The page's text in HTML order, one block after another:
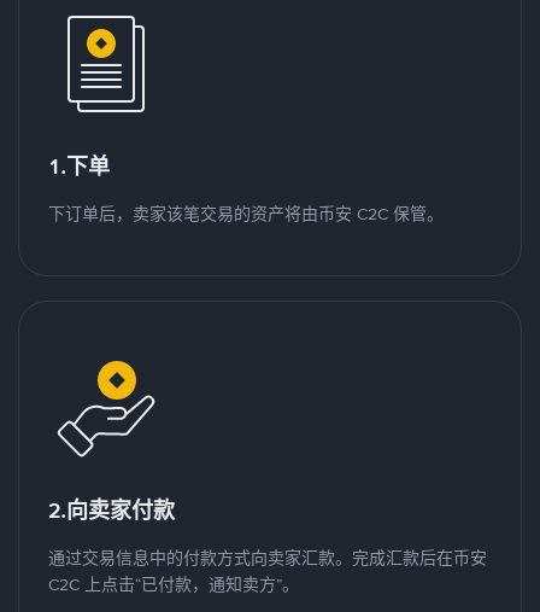
1.下单
下订单后，卖家该笔交易的资产将由币安 C2C 保管。
2.向卖家付款
通过交易信息中的付款方式向卖家汇款。完成汇款后在币安
C2C 上点击“已付款，通知卖方”。